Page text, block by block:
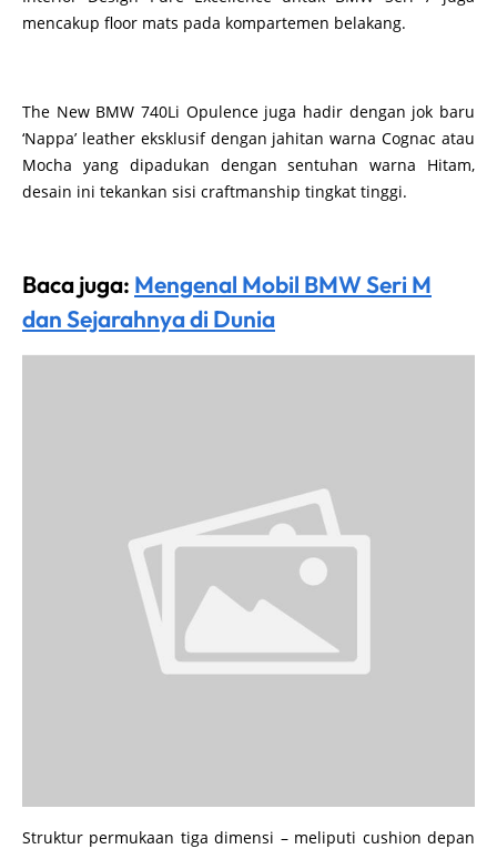
mencakup floor mats pada kompartemen belakang.
The New BMW 740Li Opulence juga hadir dengan jok baru
‘Nappa’ leather eksklusif dengan jahitan warna Cognac atau
Mocha yang dipadukan dengan sentuhan warna Hitam,
desain ini tekankan sisi craftmanship tingkat tinggi.
Baca juga: Mengenal Mobil BMW Seri M
dan Sejarahnya di Dunia
Struktur permukaan tiga dimensi – meliputi cushion depan